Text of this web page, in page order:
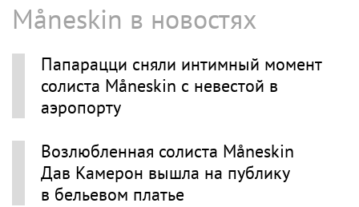
Måneskin в новостях
Папарацци сняли интимный момент
солиста Måneskin с невестой в
аэропорту
Возлюбленная солиста Måneskin
Дав Камерон вышла на публику
в бельевом платье